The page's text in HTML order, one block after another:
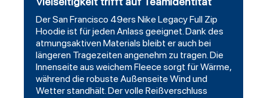
Der San Francisco 49ers Nike Legacy Full Zip
Hoodie ist für jeden Anlass geeignet. Dank des
atmungsaktiven Materials bleibt er auch bei
längeren Tragezeiten angenehm zu tragen. Die
Innenseite aus weichem Fleece sorgt für Wärme,
während die robuste Außenseite Wind und
Wetter standhält. Der volle Reißverschluss